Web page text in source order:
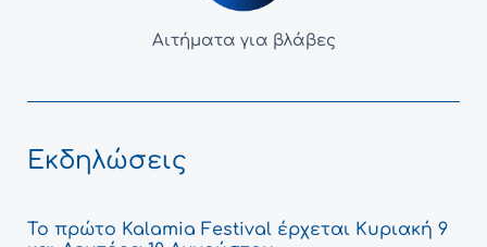
Αιτήματα για βλάβες
Εκδηλώσεις
Το πρώτο Kalamia Festival έρχεται Κυριακή 9